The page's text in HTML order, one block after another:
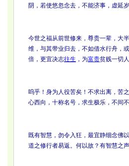
阴，若使悠忽念去，不能济事，虚延
今世之福从前世修来，尊贵一辈，大
维，与其带业归去，不如借水行舟，
倍，更宜决志往生 ，为富贵贫贱一切
呜乎！身为人役苦矣！不求出离，苦
心西向，十称名号，求生极乐，不间
既有智慧，勿令入狂，最宜静细念佛
道之修行者易返。何以故？有智慧之